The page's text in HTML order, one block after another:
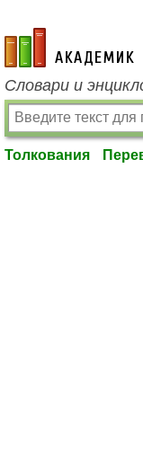
academic.ru
Словари и
Толкования